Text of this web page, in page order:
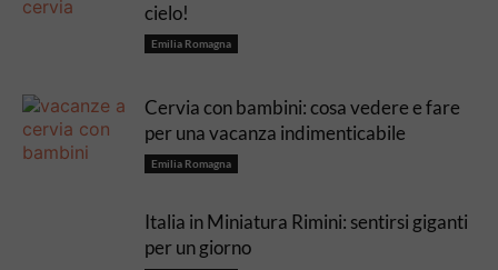
cielo!
Emilia Romagna
Cervia con bambini: cosa vedere e fare
per una vacanza indimenticabile
Emilia Romagna
Italia in Miniatura Rimini: sentirsi giganti
per un giorno